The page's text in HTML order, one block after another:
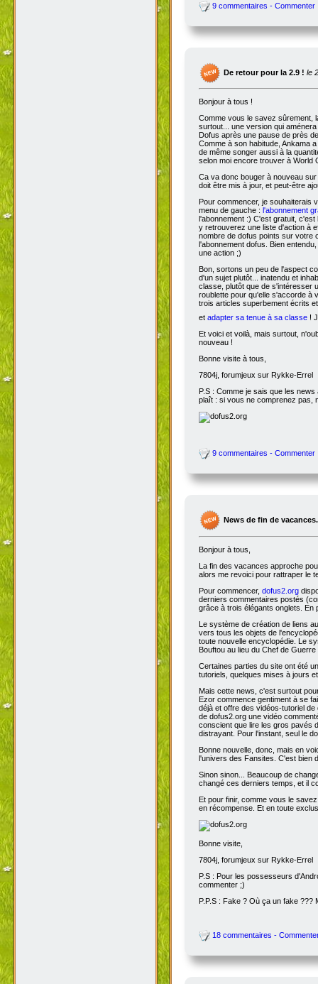
9 commentaires - Commenter
De retour pour la 2.9 ! le
Bonjour à tous !
Comme vous le savez sûrement,
surtout... une version qui
Dofus après une pause de près
Comme à son habitude, Ankama
de même songer aussi à la
selon moi encore trouver à World
Ca va donc bouger à nouveau
doit être mis à jour, et peut-être
Pour commencer, je
menu de gauche : l'abonnement
l'abonnement :) C'est gratuit,
y retrouverez une liste d'action à
nombre de dofus points sur votre
l'abonnement dofus. Bien
une action ;)
Bon, sortons un peu de l'aspect
d'un sujet plutôt... inatendu et
classe, plutôt que de s'intéresser
roublette pour qu'elle s'accorde à
trois articles superbement écrits
et adapter sa tenue à sa classe !
Et voici et voilà, mais surtout,
nouveau !
Bonne visite à tous,
7804j, forumjeux sur Rykke-Errel
P.S : Comme je sais que les
plaît : si vous ne comprenez pas,
9 commentaires - Commenter
News de fin de
Bonjour à tous,
La fin des vacances approche
alors me revoici pour rattraper le
Pour commencer, dofus2.org
derniers commentaires postés
grâce à trois élégants onglets. En
Le système de création de liens
vers tous les objets de
toute nouvelle encyclopédie. Le
Bouftou au lieu du Chef de
Certaines parties du site ont été
tutoriels, quelques mises à jours
Mais cette news, c'est surtout
Ezor commence gentiment à se
déjà et offre des vidéos-tutoriel
de dofus2.org une vidéo
conscient que lire les gros pavés
distrayant. Pour l'instant, seul le
Bonne nouvelle, donc, mais en
l'univers des Fansites. C'est bien
Sinon sinon... Beaucoup de
changé ces derniers temps, et il
Et pour finir, comme vous le
en récompense. Et en toute
Bonne visite,
7804j, forumjeux sur Rykke-Errel
P.S : Pour les possesseurs
commenter ;)
P.P.S : Fake ? Où ça un fake ???
18 commentaires -